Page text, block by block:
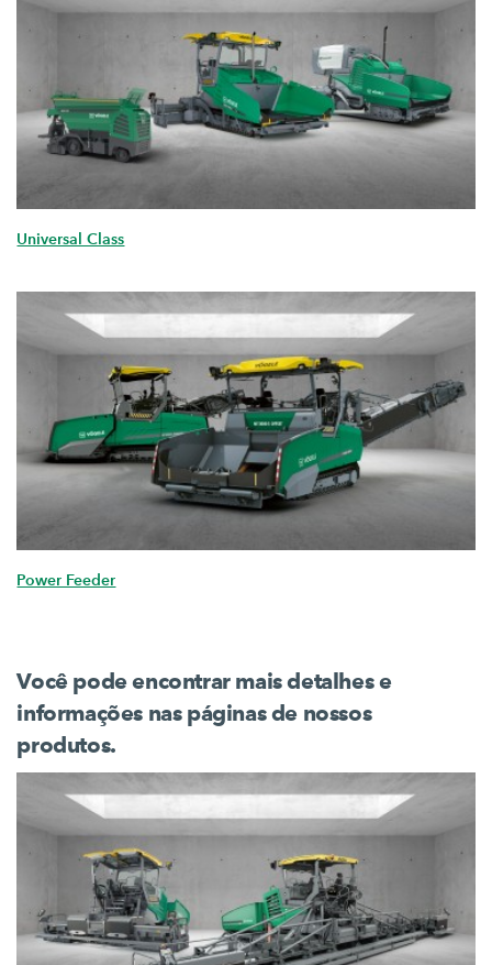
Universal Class
Power Feeder
Você pode encontrar mais detalhes e
informações nas páginas de nossos
produtos.